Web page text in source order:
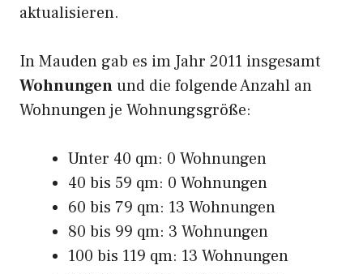
aktualisieren.
In Mauden gab es im Jahr 2011 insgesamt
Wohnungenund die folgende Anzahl an
Wohnungen je Wohnungsgröße:
Unter 40 qm: 0 Wohnungen
40 bis 59 qm: 0 Wohnungen
60 bis 79 qm: 13 Wohnungen
80 bis 99 qm: 3 Wohnungen
100 bis 119 qm: 13 Wohnungen